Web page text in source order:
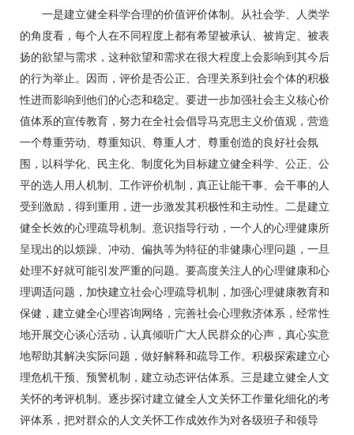
一是建立健全科学合理的价值评价体制。从社会学、人类学
的角度看，每个人在不同程度上都有希望被承认、被肯定、被表
扬的欲望与需求，这种欲望和需求在很大程度上会影响到其今后
的行为举止。因而，评价是否公正、合理关系到社会个体的积极
性进而影响到他们的心态和稳定。要进一步加强社会主义核心价
值体系的宣传教育，努力在全社会倡导马克思主义价值观，营造
一个尊重劳动、尊重知识、尊重人才、尊重创造的良好社会氛
围，以科学化、民主化、制度化为目标建立健全科学、公正、公
平的选人用人机制、工作评价机制，真正让能干事、会干事的人
受到激励，得到重用，进一步激发其积极性和主动性。二是建立
健全长效的心理疏导机制。意识指导行动，一个人的心理健康所
呈现出的以烦躁、冲动、偏执等为特征的非健康心理问题，一旦
处理不好就可能引发严重的问题。要高度关注人的心理健康和心
理调适问题，加快建立社会心理疏导机制，加强心理健康教育和
保健，建立健全心理咨询网络，完善社会心理救济体系，经常性
地开展交心谈心活动，认真倾听广大人民群众的心声，真心实意
地帮助其解决实际问题，做好解释和疏导工作。积极探索建立心
理危机干预、预警机制，建立动态评估体系。三是建立健全人文
关怀的考评机制。逐步探讨建立健全人文关怀工作量化细化的考
评体系，把对群众的人文关怀工作成效作为对各级班子和领导